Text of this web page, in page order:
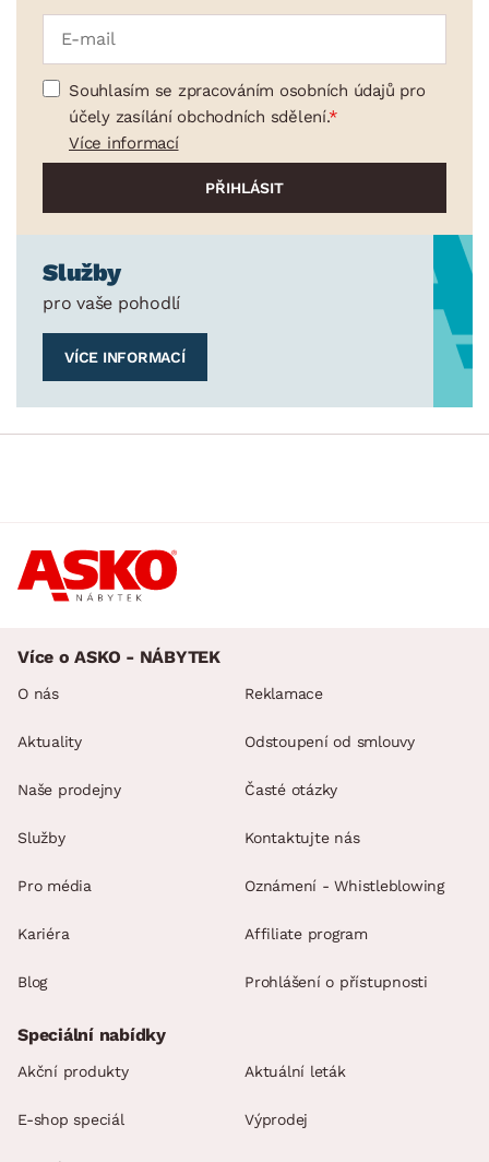
Souhlasím se zpracováním osobních údajů pro
účely zasílání obchodních sdělení.
Více informací
Služby
pro vaše pohodlí
VÍCE INFORMACÍ
Více o ASKO - NÁBYTEK
O nás
Aktuality
Naše prodejny
Služby
Pro média
Kariéra
Blog
Reklamace
Odstoupení od smlouvy
Časté otázky
Kontaktujte nás
Oznámení - Whistleblowing
Affiliate program
Prohlášení o přístupnosti
Speciální nabídky
Akční produkty Aktuální leták
E-shop speciál Výprodej